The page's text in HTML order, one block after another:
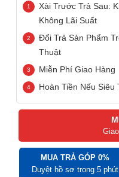
Xài Trước Trả Sau:
Không Lãi Suất
Đổi Trả Sản Phẩm
Thuật
Miễn Phí Giao Hàng
Hoàn Tiền Nếu Siêu
MUA TRẢ GÓP 0%
Duyệt hồ sơ trong 5 phút